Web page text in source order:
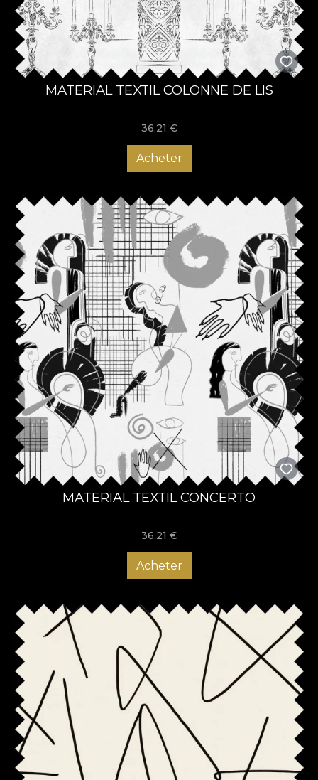
MATERIAL TEXTIL COLONNE DE LIS
36,21 €
Acheter
MATERIAL TEXTIL CONCERTO
36,21 €
Acheter